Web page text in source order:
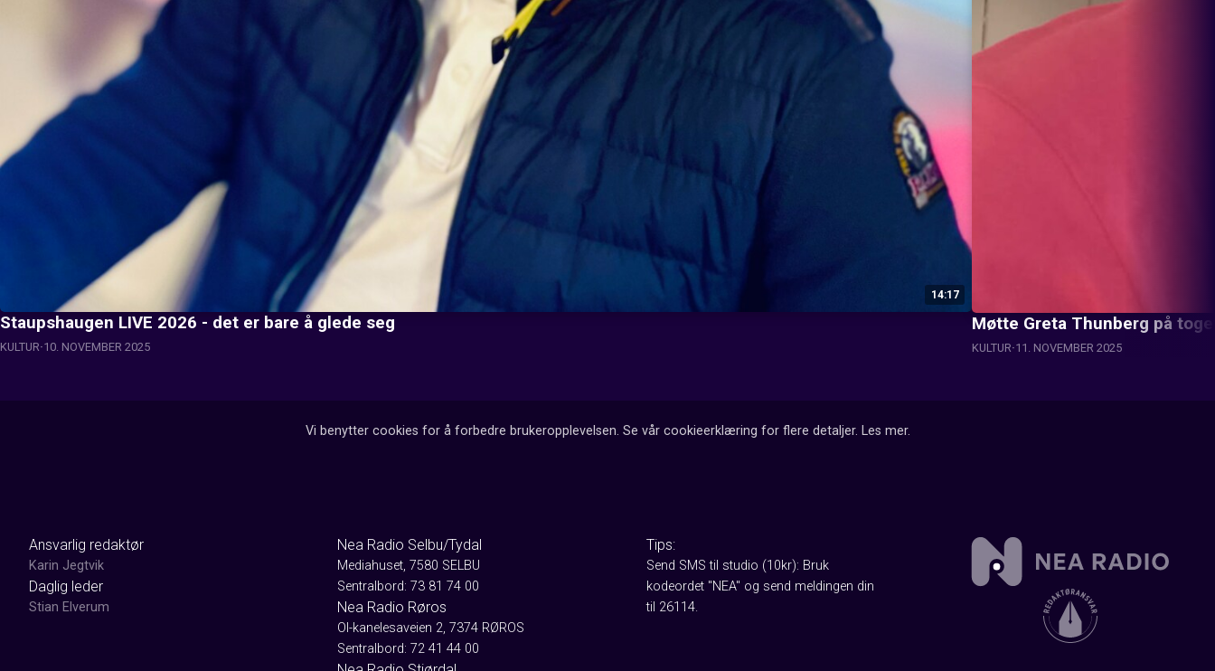
14:17
Staupshaugen LIVE 2026 - det er bare å glede seg
KULTUR 10. NOVEMBER 2025
Møtte Greta Thunberg på
KULTUR 11. NOVEMBER 2025
Vi benytter cookies for å forbedre brukeropplevelsen. Se vår cookieerklæring for flere detaljer. Les mer.
Ansvarlig redaktør
Karin Jegtvik
Daglig leder
Stian Elverum
Nea Radio Selbu/Tydal
Mediahuset, 7580 SELBU
Sentralbord: 73 81 74 00
Nea Radio Røros
Ol-kanelesaveien 2, 7374 RØROS
Sentralbord: 72 41 44 00
Tips:
Send SMS til studio (10kr): Bruk
kodeordet "NEA" og send meldingen din
til 26114.